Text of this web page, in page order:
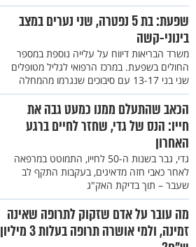
שפעת: בת 5 נפטרה, שני נערים במצב
בינוני-קשה
משרד הבריאות דיווח על עלייה נוספת במספר
החולים בשפעת. במרכז הרפואי לגליל מטופלים
שני בני 13-17 עם סיבוכים שנגרמו מהמחלה
הכאב שהתעלם ממנו כמעט גבה את
חייו: הנס של גדי, שחזר לחיים ברגע
האחרון
גדי, גבר בשנות ה-50 לחייו, התמוטט במרפאה
לאחר כאבי חזה מדאיגים, בעקבות התקף לב
שעבר – תוך בדיקת האק"ג
מה עובר על אדם שזקוק לתרופה שאינה
זמינה, ולמי אושרה תרופה בעלות 3 מיליון